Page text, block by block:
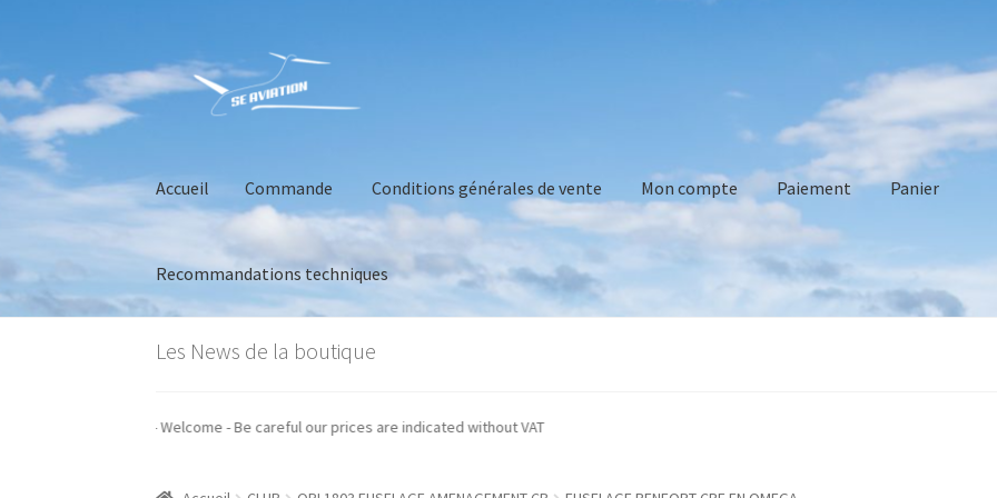
Aller
à
Aller
au
contenu
Accueil Commande Conditions générales de vente Mon compte Paiement Panier
Recommandations techniques
AccueilCommandeConditions générales de vente
Les News de la boutique
prix sont indiqués hors taxes - Welcome - Be careful our prices are indicated without VAT